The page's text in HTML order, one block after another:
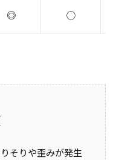
◎ ◯
そりや歪みが発生